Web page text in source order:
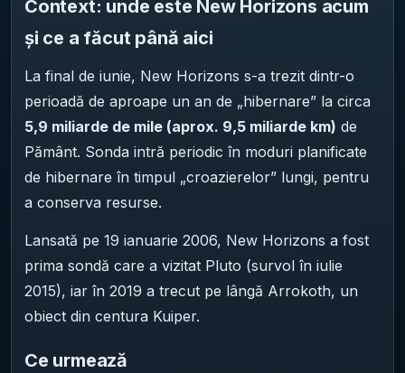
Context: unde este New Horizons acum
și ce a făcut până aici
La final de iunie, New Horizons s-a trezit dintr-o
perioadă de aproape un an de „hibernare” la circa
5,9 miliarde de mile (aprox. 9,5 miliarde km) de
Pământ. Sonda intră periodic în moduri planificate
de hibernare în timpul „croazierelor” lungi, pentru
a conserva resurse.
Lansată pe 19 ianuarie 2006, New Horizons a fost
prima sondă care a vizitat Pluto (survol în iulie
2015), iar în 2019 a trecut pe lângă Arrokoth, un
obiect din centura Kuiper.
Ce urmează